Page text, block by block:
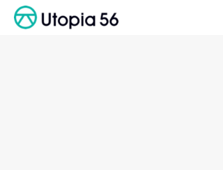
Passer